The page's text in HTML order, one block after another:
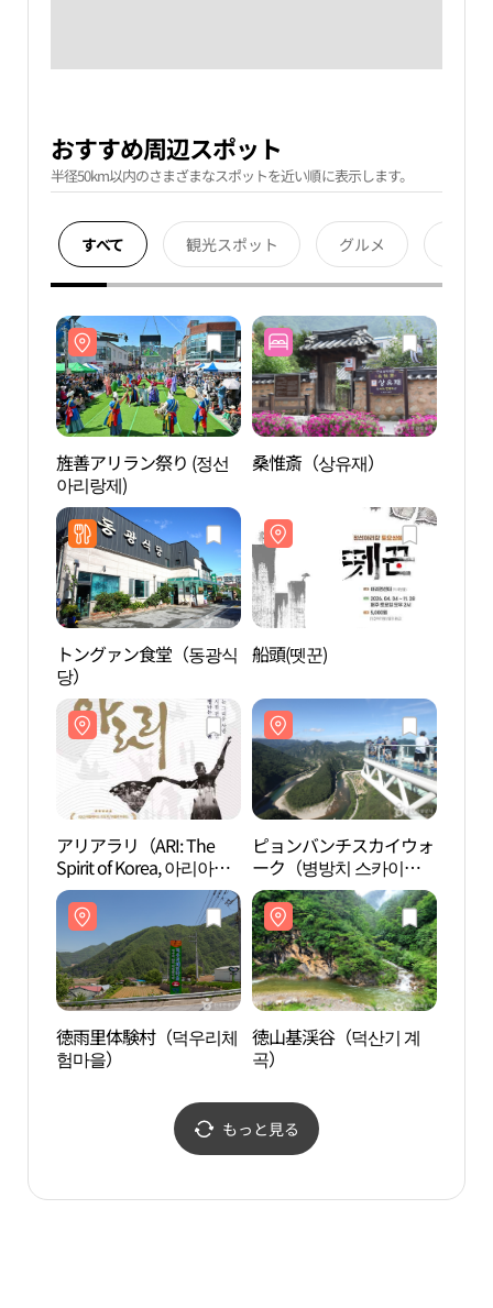
おすすめ周辺スポット
半径50km以内のさまざまなスポットを近い順に表示します。
すべて 観光スポット グルメ
旌善アリラン祭り (정선
아리랑제)
桑惟斎（상유재）
トングァン食堂（동광식
당）
船頭(뗏꾼)
アリアラリ（ARI: The
Spirit of Korea, 아리아라
리）
ピョンバンチスカイウォ
ーク（병방치 스카이워
크）
徳雨里体験村（덕우리체
험마을）
徳山基渓谷（덕산기 계
곡）
もっと見る